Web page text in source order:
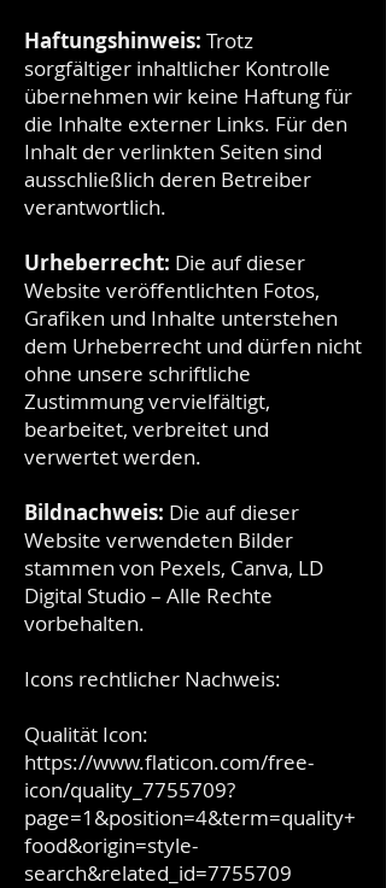
Haftungshinweis: Trotz
sorgfältiger inhaltlicher Kontrolle
übernehmen wir keine Haftung für
die Inhalte externer Links. Für den
Inhalt der verlinkten Seiten sind
ausschließlich deren Betreiber
verantwortlich.
Urheberrecht: Die auf dieser
Website veröffentlichten Fotos,
Grafiken und Inhalte unterstehen
dem Urheberrecht und dürfen nicht
ohne unsere schriftliche
Zustimmung vervielfältigt,
bearbeitet, verbreitet und
verwertet werden.
Bildnachweis: Die auf dieser
Website verwendeten Bilder
stammen von Pexels, Canva, LD
Digital Studio – Alle Rechte
vorbehalten.
Icons rechtlicher Nachweis:
Qualität Icon:
https://www.flaticon.com/free-
icon/quality_7755709?
page=1&position=4&term=quality+
food&origin=style-
search&related_id=7755709